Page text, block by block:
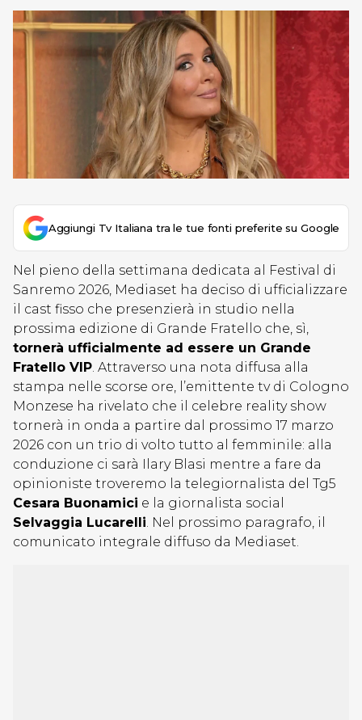
Aggiungi Tv Italiana tra le tue fonti preferite su Google
Nel pieno della settimana dedicata al Festival di
Sanremo 2026, Mediaset ha deciso di ufficializzare
il cast fisso che presenzierà in studio nella
prossima edizione di Grande Fratello che, sì,
tornerà ufficialmente ad essere un Grande
Fratello VIP. Attraverso una nota diffusa alla
stampa nelle scorse ore, l’emittente tv di Cologno
Monzese ha rivelato che il celebre reality show
tornerà in onda a partire dal prossimo 17 marzo
2026 con un trio di volto tutto al femminile: alla
conduzione ci sarà Ilary Blasi mentre a fare da
opinioniste troveremo la telegiornalista del Tg5
Cesara Buonamici e la giornalista social
Selvaggia Lucarelli. Nel prossimo paragrafo, il
comunicato integrale diffuso da Mediaset.